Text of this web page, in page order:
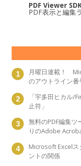
PDF Viewer
PDF表示と編集
月曜日連載！
のアウトライン
「宇多田ヒカル/
止符」
無料のPDF編集
りのAdobe
Microsoft Excelス
ントの関係